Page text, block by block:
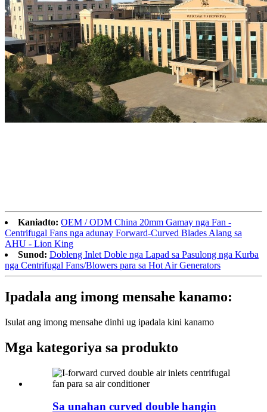
Kaniadto: OEM / ODM China 20mm Gamay nga Fan -
Centrifugal Fans nga adunay Forward-Curved Blades Alang sa
AHU - Lion King
Sunod: Dobleng Inlet Doble nga Lapad sa Pasulong nga Kurba
nga Centrifugal Fans/Blowers para sa Hot Air Generators
Ipadala ang imong mensahe kanamo:
Isulat ang imong mensahe dinhi ug ipadala kini kanamo
Mga kategoriya sa produkto
Sa unahan curved double hangin